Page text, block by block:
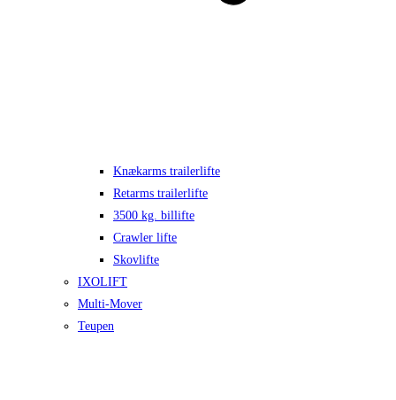
Knækarms trailerlifte
Retarms trailerlifte
3500 kg. billifte
Crawler lifte
Skovlifte
IXOLIFT
Multi-Mover
Teupen